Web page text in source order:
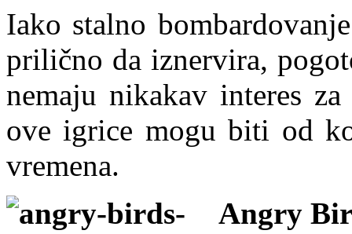
Iako stalno
prilično da iznervira,
nemaju nikakav interes
ove igrice mogu biti od
vremena.
Angry